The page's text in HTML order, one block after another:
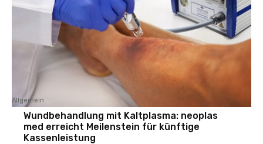
Allgemein
Wundbehandlung mit Kaltplasma: neoplas
med erreicht Meilenstein für künftige
Kassenleistung